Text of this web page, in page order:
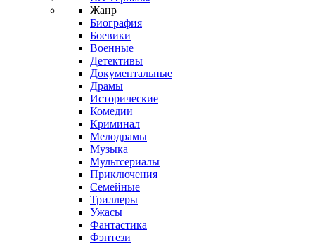
Жанр
Биография
Боевики
Военные
Детективы
Документальные
Драмы
Исторические
Комедии
Криминал
Мелодрамы
Музыка
Мультсериалы
Приключения
Семейные
Триллеры
Ужасы
Фантастика
Фэнтези